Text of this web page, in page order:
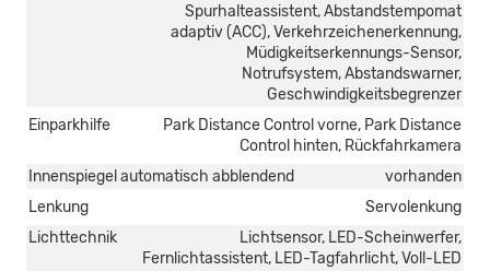
Spurhalteassistent, Abstandstempomat
adaptiv (ACC), Verkehrzeichenerkennung,
Müdigkeitserkennungs-Sensor,
Notrufsystem, Abstandswarner,
Geschwindigkeitsbegrenzer
Einparkhilfe
Park Distance Control vorne, Park Distance
Control hinten, Rückfahrkamera
Innenspiegel automatisch abblendend
vorhanden
Lenkung
Servolenkung
Lichttechnik
Lichtsensor, LED-Scheinwerfer,
Fernlichtassistent, LED-Tagfahrlicht, Voll-LED